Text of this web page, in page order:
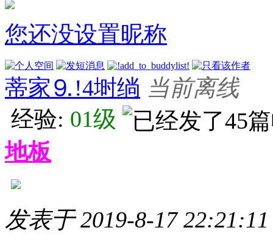
您还没设置昵称
蒂家⒐!4埘绱 当前离线
经验: 01级
地板
发表于 2019-8-17 22:21:11